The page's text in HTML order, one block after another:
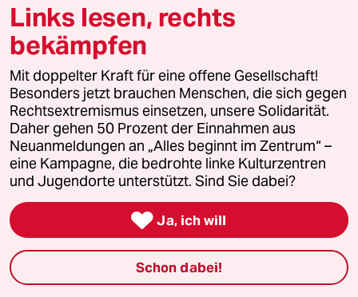
20.05.2026 21:08 Uhr
@Günter Witte:
Nur sind Landwirte meistens
selbstständig, und keine
Arbeitnehmer. Und um die geht es
hier.
Rabenbote
19.05.2026, 17:11 Uhr
Es drängt sich der Eindruck auf dass die SPD
akzeptiert hat dass sie hauptsächlich von
Menschen gewählt wird, welche nicht mehr
(lange) arbeiten müssen. Also warum sich noch
groß um irgendwas bemühen ?
Links lesen, rechts
bekämpfen
Mit doppelter Kraft für eine offene Gesellschaft!
Besonders jetzt brauchen Menschen, die sich gegen
Rechtsextremismus einsetzen, unsere Solidarität.
Daher gehen 50 Prozent der Einnahmen aus
Neuanmeldungen an „Alles beginnt im Zentrum“ –
eine Kampagne, die bedrohte linke Kulturzentren
und Jugendorte unterstützt. Sind Sie dabei?
 Ja, ich will
Schon dabei!